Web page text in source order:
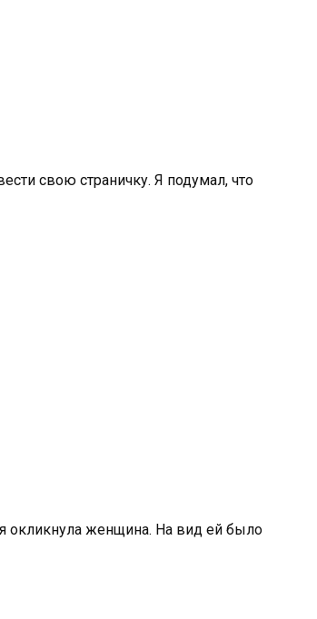
свою страничку. Я подумал, что
окликнула женщина. На вид ей было